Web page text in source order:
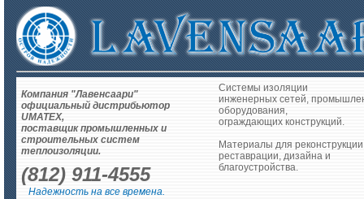
Компания "Лавенсаари"
официальный дистрибьютор
UMATEX,
поставщик промышленных и
строительных систем
теплоизоляции.
(812) 911-4555
Надежность на все времена.
Системы изоляции
инженерных сетей,
оборудования,
ограждающих конструкций.
Материалы для
реставрации, дизайна и
благоустройства.